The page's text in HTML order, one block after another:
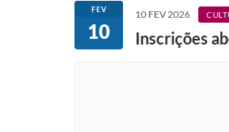
FEV
10
10 FEV 2026
Inscrições